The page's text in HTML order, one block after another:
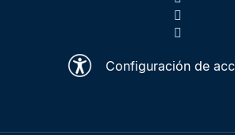
Configuración de